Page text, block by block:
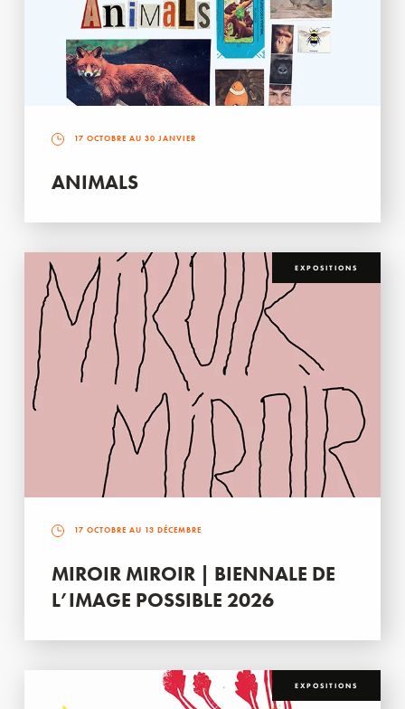
17 OCTOBRE AU 30 JANVIER
ANIMALS
EXPOSITIONS
17 OCTOBRE AU 13 DÉCEMBRE
MIROIR MIROIR | BIENNALE DE
L’IMAGE POSSIBLE 2026
EXPOSITIONS